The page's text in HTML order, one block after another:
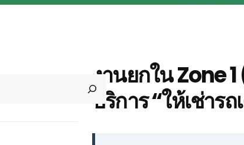
งานยกใน Zone
บริการ “ให้เช่าร